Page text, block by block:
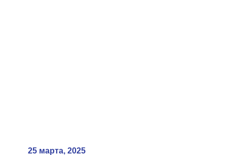
25 марта, 2025